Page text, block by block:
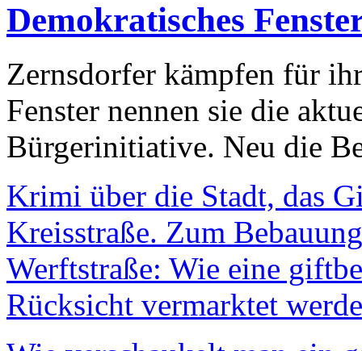
Demokratisches
Zernsdorfer kämpfen für
Fenster nennen sie die
Bürgerinitiative. Neu die
Krimi über die Stadt, das
Kreisstraße. Zum
Werftstraße: Wie eine
Rücksicht vermarktet